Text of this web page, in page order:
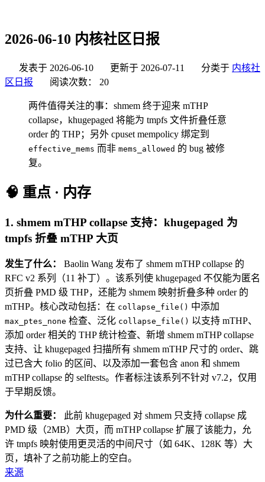
2026-06-10 内核社区日报
发表于 2026-06-10 更新于 2026-07-11 分类于 内核社
区日报
阅读次数： 20
两件值得关注的事：shmem 终于迎来 mTHP
collapse，khugepaged 将能为 tmpfs 文件折叠任意
order 的 THP；另外 cpuset mempolicy 绑定到
effective_mems 而非 mems_allowed 的 bug 被修
复。
🧠 重点 · 内存
1. shmem mTHP collapse 支持：khugepaged 为
tmpfs 折叠 mTHP 大页
发生了什么：
Baolin Wang 发布了 shmem mTHP collapse 的
RFC v2 系列（11 补丁）。该系列使 khugepaged 不仅能为匿名
页折叠 PMD 级 THP，还能为 shmem 映射折叠多种 order 的
mTHP。核心改动包括：在 collapse_file() 中添加
max_ptes_none 检查、泛化 collapse_file() 以支持 mTHP、
添加 order 相关的 THP 统计检查、新增 shmem mTHP collapse
支持、让 khugepaged 扫描所有 shmem mTHP 尺寸的 order、跳
过已含大 folio 的区间、以及添加一套包含 anon 和 shmem
mTHP collapse 的 selftests。作者标注该系列不针对 v7.2，仅用
于早期反馈。
为什么重要：
此前 khugepaged 对 shmem 只支持 collapse 成
PMD 级（2MB）大页，而 mTHP collapse 扩展了该能力，允
许 tmpfs 映射使用更灵活的中间尺寸（如 64K、128K 等）大
页，填补了之前功能上的空白。
来源